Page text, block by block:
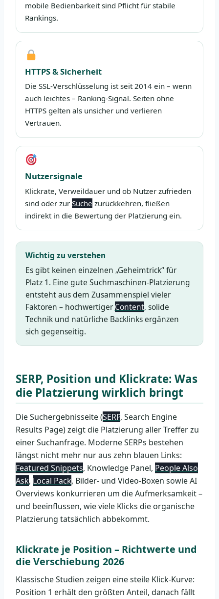
mobile Bedienbarkeit sind Pflicht für stabile
Rankings.
HTTPS & Sicherheit
Die SSL-Verschlüsselung ist seit 2014 ein – wenn
auch leichtes – Ranking-Signal. Seiten ohne
HTTPS gelten als unsicher und verlieren
Vertrauen.
Nutzersignale
Klickrate, Verweildauer und ob Nutzer zufrieden
sind oder zurSuche zurückkehren, fließen
indirekt in die Bewertung der Platzierung ein.
Wichtig zu verstehen
Es gibt keinen einzelnen „Geheimtrick“ für
Platz 1. Eine gute Suchmaschinen-Platzierung
entsteht aus dem Zusammenspiel vieler
Faktoren – hochwertiger Content, solide
Technik und natürliche Backlinks ergänzen
sich gegenseitig.
SERP, Position und Klickrate: Was
die Platzierung wirklich bringt
Die Suchergebnisseite (SERP, Search Engine
Results Page) zeigt die Platzierung aller Treffer zu
einer Suchanfrage. Moderne SERPs bestehen
längst nicht mehr nur aus zehn blauen Links:
Featured Snippets, Knowledge Panel, People Also
Ask, Local Pack, Bilder- und Video-Boxen sowie AI
Overviews konkurrieren um die Aufmerksamkeit –
und beeinflussen, wie viele Klicks die organische
Platzierung tatsächlich abbekommt.
Klickrate je Position – Richtwerte und
die Verschiebung 2026
Klassische Studien zeigen eine steile Klick-Kurve:
Position 1 erhält den größten Anteil, danach fällt